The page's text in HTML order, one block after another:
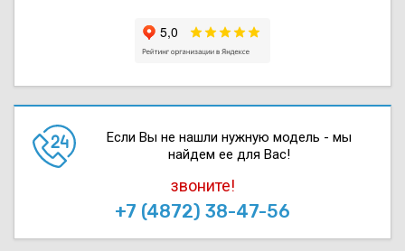
Если Вы не нашли нужную модель - мы
найдем ее для Вас!
звоните!
+7 (4872) 38-47-56